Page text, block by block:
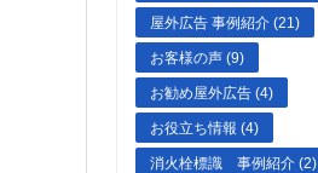
屋外広告 事例紹介 (21)
お客様の声 (9)
お勧め屋外広告 (4)
お役立ち情報 (4)
消火栓標識 事例紹介 (2)